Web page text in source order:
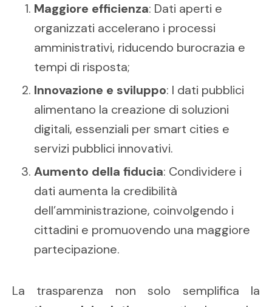
Maggiore efficienza: Dati aperti e
organizzati accelerano i processi
amministrativi, riducendo burocrazia e
tempi di risposta;
Innovazione e sviluppo: I dati pubblici
alimentano la creazione di soluzioni
digitali, essenziali per smart cities e
servizi pubblici innovativi.
Aumento della fiducia: Condividere i
dati aumenta la credibilità
dell’amministrazione, coinvolgendo i
cittadini e promuovendo una maggiore
partecipazione.
La trasparenza non solo semplifica la